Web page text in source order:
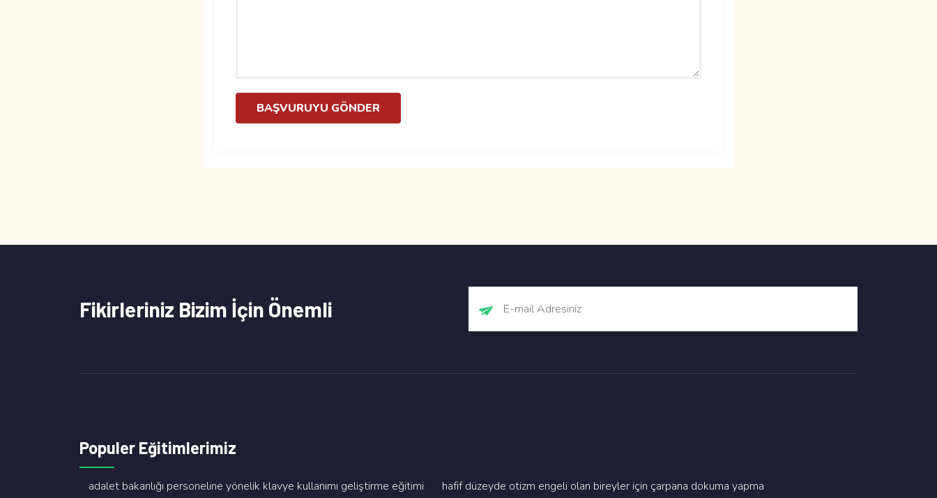
BAŞVURUYU GÖNDER
Fikirleriniz Bizim İçin Önemli
Populer Eğitimlerimiz
adalet bakanliği personeli̇ne yöneli̇k klavye kullanimi geli̇şti̇rme eği̇ti̇mi̇ hafi̇f düzeyde oti̇zm engeli̇ olan bi̇reyler i̇çi̇n çarpana dokuma yapma